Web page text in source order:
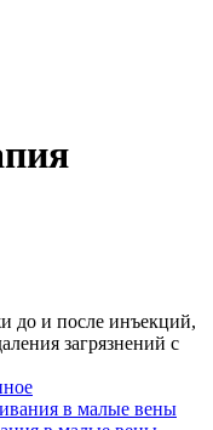
до и после инъекций,
загрязнений с